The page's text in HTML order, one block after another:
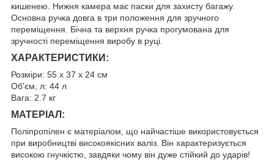
кишенею. Нижня камера має паски для захисту багажу.
Основна ручка довга в три положення для зручного
переміщення. Бічна та верхня ручка прогумована для
зручності переміщення виробу в руці.
ХАРАКТЕРИСТИКИ:
Розміри: 55 х 37 х 24 см
Об'єм, л: 44 л
Вага: 2.7 кг
МАТЕРІАЛ:
Поліпропілен є матеріалом, що найчастіше використовується
при виробництві високоякісних валіз. Він характеризується
високою гнучкістю, завдяки чому він дуже стійкий до ударів!